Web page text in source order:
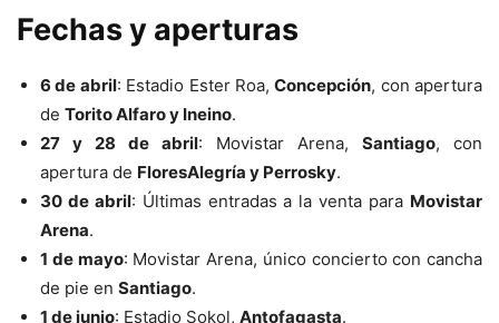
Fechas y aperturas
6 de abril: Estadio Ester Roa,Concepción, con apertura
de Torito Alfaro y Ineino.
27 y 28 de abril: Movistar Arena, Santiago, con
apertura de FloresAlegría y Perrosky.
30 de abril: Últimas entradas a la venta para Movistar
Arena.
1 de mayo: Movistar Arena, único concierto con cancha
de pie en Santiago.
1 de junio: Estadio Sokol, Antofagasta.